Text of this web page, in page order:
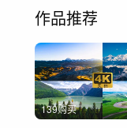
作品推荐
139购买